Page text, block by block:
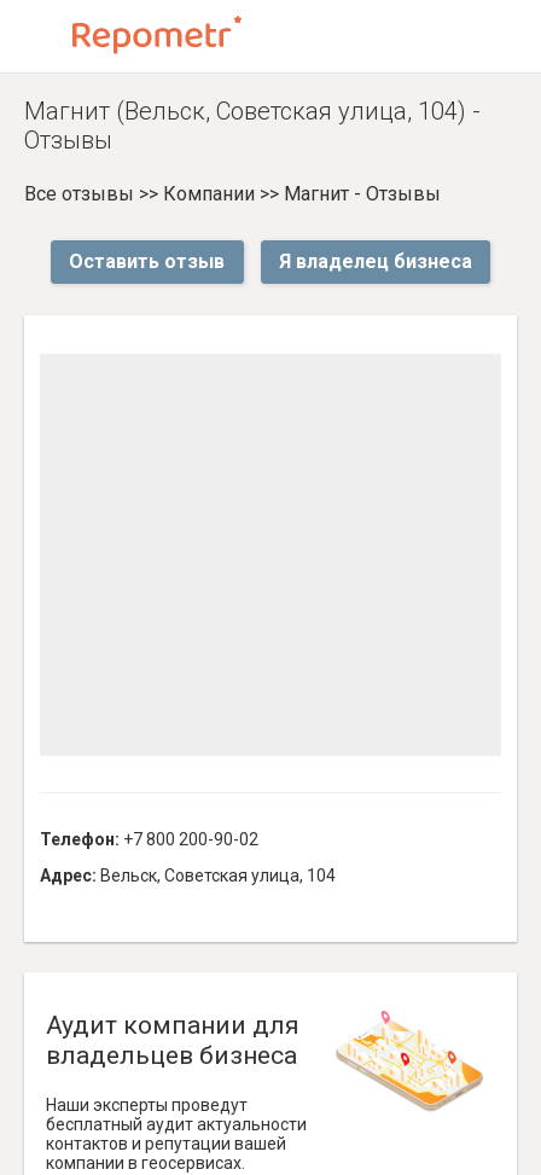
Магнит (Вельск, Советская улица, 104) -
Отзывы
Все отзывы >> Компании >> Магнит - Отзывы
Оставить отзыв Я владелец бизнеса
Телефон: +7 800 200-90-02
Адрес: Вельск, Советская улица, 104
Аудит компании для
владельцев бизнеса
Наши эксперты проведут
бесплатный аудит актуальности
контактов и репутации вашей
компании в геосервисах.